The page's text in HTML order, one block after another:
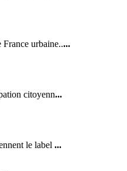
urbaine.....
citoyenn...
le label ...